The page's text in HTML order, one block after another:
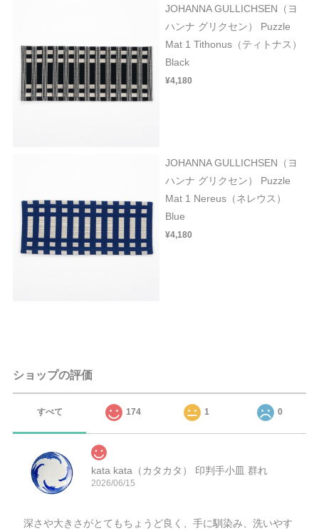
JOHANNA GULLICHSEN（ヨ
ハンナ グリクセン） Puzzle
Mat 1 Tithonus（ティトナス）
Black
¥4,180
JOHANNA GULLICHSEN（ヨ
ハンナ グリクセン） Puzzle
Mat 1 Nereus（ネレウス）
Blue
¥4,180
ショップの評価
すべて 174 1 0
kata kata（カタカタ） 印判手小皿 群れ
2026/06/15
深さや大きさがとてもちょうど良く、手に馴染み、洗いやす